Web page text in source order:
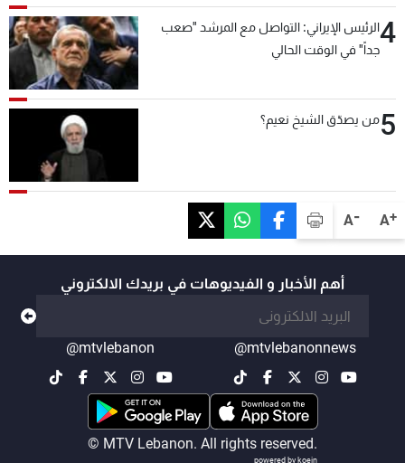
A+
A-
4الرئيس الإيراني: التواصل مع المرشد "صعب
جداً" في الوقت الحالي
5من يصدّق الشيخ نعيم؟
أهم الأخبار و الفيديوهات في بريدك الالكتروني
@mtvlebanonnews
@mtvlebanon
© MTV Lebanon. All rights reserved.
powered by koein